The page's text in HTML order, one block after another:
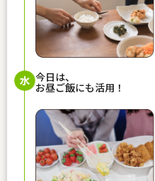
今日は、
お昼ご飯にも活用！